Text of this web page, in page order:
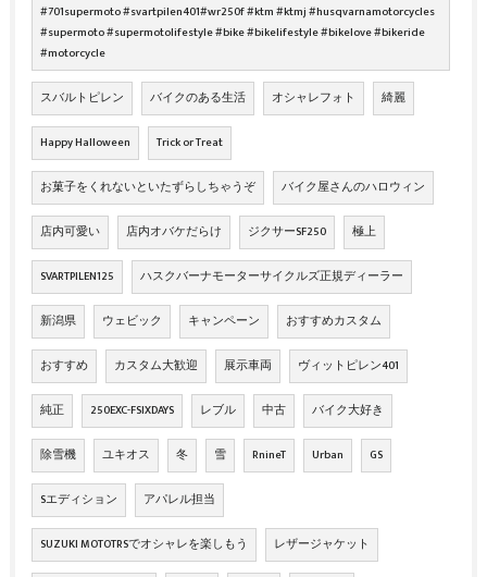
#701supermoto #svartpilen401#wr250f #ktm #ktmj #husqvarnamotorcycles
#supermoto #supermotolifestyle #bike #bikelifestyle #bikelove #bikeride
#motorcycle
スバルトピレン バイクのある生活 オシャレフォト 綺麗
Happy Halloween Trick or Treat
お菓子をくれないといたずらしちゃうぞ バイク屋さんのハロウィン
店内可愛い 店内オバケだらけ ジクサーSF250 極上
SVARTPILEN125 ハスクバーナモーターサイクルズ正規ディーラー
新潟県 ウェビック キャンペーン おすすめカスタム
おすすめ カスタム大歓迎 展示車両 ヴィットピレン401
純正 250EXC-FSIXDAYS レブル 中古 バイク大好き
除雪機 ユキオス 冬 雪 RnineT Urban GS
Sエディション アパレル担当
SUZUKI MOTOTRSでオシャレを楽しもう レザージャケット